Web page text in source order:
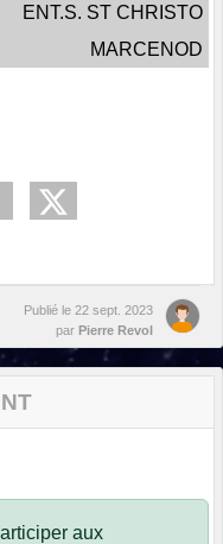
ENT.S. ST CHRISTO
MARCENOD
Publié le 22 sept. 2023
par Pierre Revol
aux